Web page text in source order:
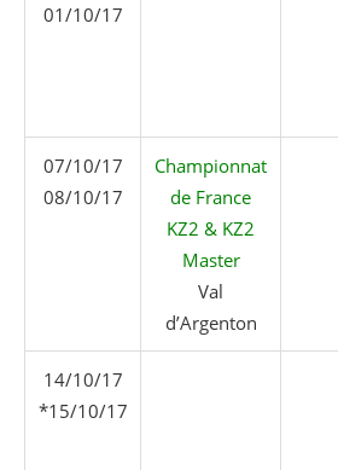
01/10/17
07/10/17
08/10/17
Championnat
de France
KZ2 & KZ2
Master
Val
d’Argenton
14/10/17
*15/10/17